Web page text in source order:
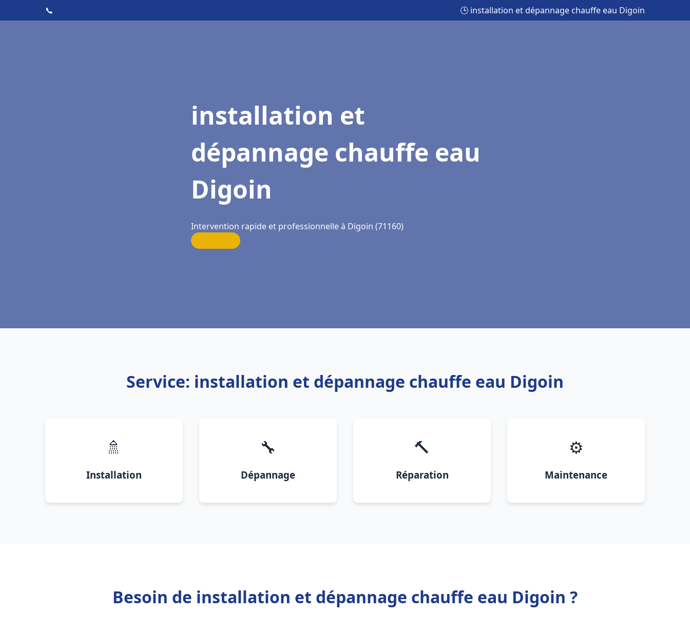
📞 🕒 installation et dépannage chauffe eau Digoin
installation et
dépannage chauffe eau
Digoin
Intervention rapide et professionnelle à Digoin (71160)
Service: installation et dépannage chauffe eau Digoin
🚿
Installation
🔧
Dépannage
🔨
Réparation
⚙️
Maintenance
Besoin de installation et dépannage chauffe eau Digoin ?